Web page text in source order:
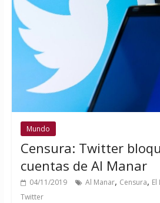
Mundo
Censura: Twitter
cuentas de Al Manar
04/11/2019 Al Manar, Censura,
Twitter